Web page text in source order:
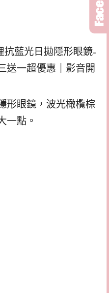
形眼鏡，波光橄欖棕
一點。